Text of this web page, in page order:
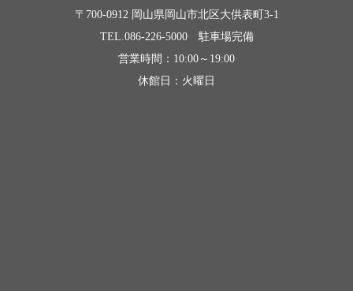
〒700-0912 岡山県岡山市北区大供表町3-1
TEL.086-226-5000 駐車場完備
営業時間：10:00～19:00
休館日：火曜日